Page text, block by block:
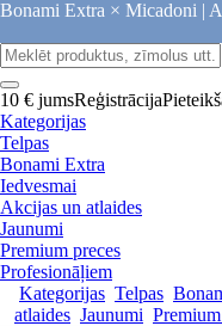
Bonami Extra × Micadoni |
10 € jumsReģistrācija
Kategorijas
Telpas
Bonami Extra
Iedvesmai
Akcijas un atlaides
Jaunumi
Premium preces
Profesionāļiem
Kategorijas Telpas
atlaides Jaunumi